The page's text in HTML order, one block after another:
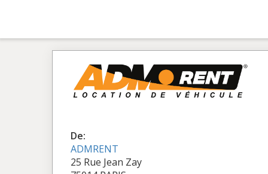
De:
ADMRENT
25 Rue Jean Zay